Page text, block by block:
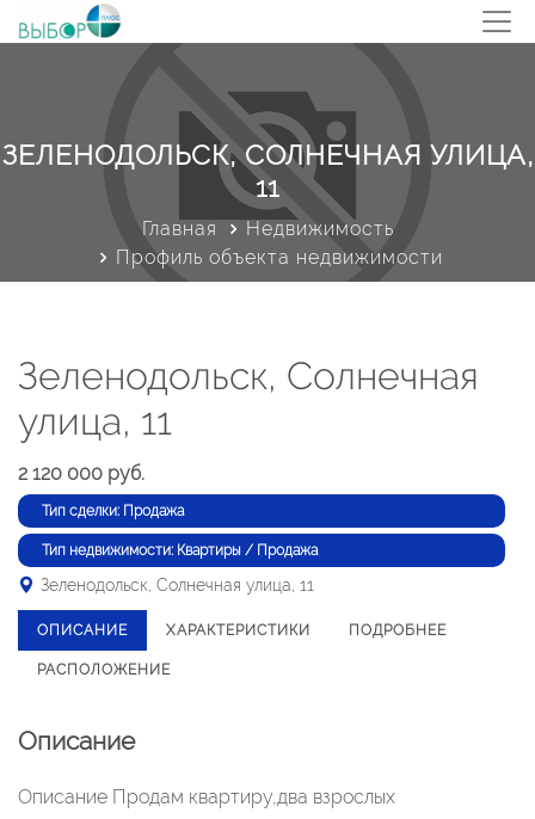
ЗЕЛЕНОДОЛЬСК, СОЛНЕЧНАЯ УЛИЦА,
11
Главная
Недвижимость
Профиль объекта недвижимости
Зеленодольск, Солнечная
улица, 11
2 120 000 руб.
Тип сделки: Продажа
Тип недвижимости: Квартиры / Продажа
Зеленодольск, Солнечная улица, 11
ОПИСАНИЕ ХАРАКТЕРИСТИКИ ПОДРОБНЕЕ
РАСПОЛОЖЕНИЕ
Описание
Описание Продам квартиру,два взрослых